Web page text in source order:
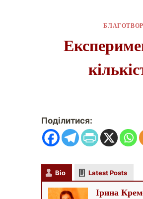
Поділитися:
Bio Latest Posts
Ірина